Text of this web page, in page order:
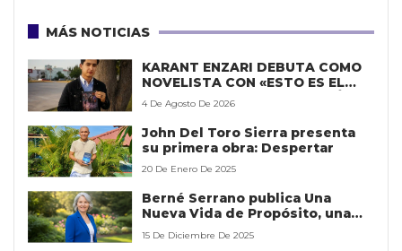
MÁS NOTICIAS
KARANT ENZARI DEBUTA COMO
NOVELISTA CON «ESTO ES EL
DESTINO… ¿O UNA MALDICIÓN?»
4 De Agosto De 2026
John Del Toro Sierra presenta
su primera obra: Despertar
20 De Enero De 2025
Berné Serrano publica Una
Nueva Vida de Propósito, una
guía inspiradora para
15 De Diciembre De 2025